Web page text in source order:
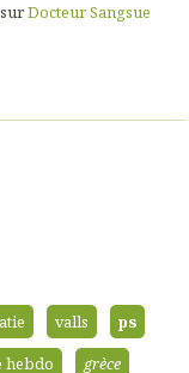
surDocteur Sangsue
valls
ps
hebdo grèce